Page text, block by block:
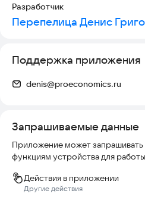
Разработчик
Перепелица Денис
Поддержка приложения
denis@proeconomics.ru
Запрашиваемые данные
Приложение может запрашивать
функциям устройства для
Действия в приложении
Другие действия